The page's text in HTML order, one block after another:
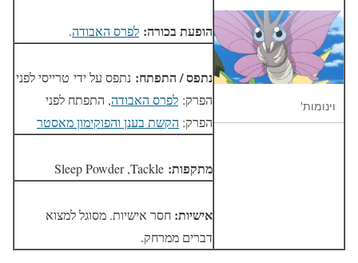
וינומות'
הופעת בכורה: לפרס האבודה.
נתפס / התפתח: נתפס על ידי טרייסי לפני
הפרק: לפרס האבודה, התפתח לפני
הפרק: הקשת בענן והפוקימון מאסטר
מתקפות: Sleep Powder ,Tackle
אישיות: חסר אישיות. מסוגל למצוא
דברים ממרחק.